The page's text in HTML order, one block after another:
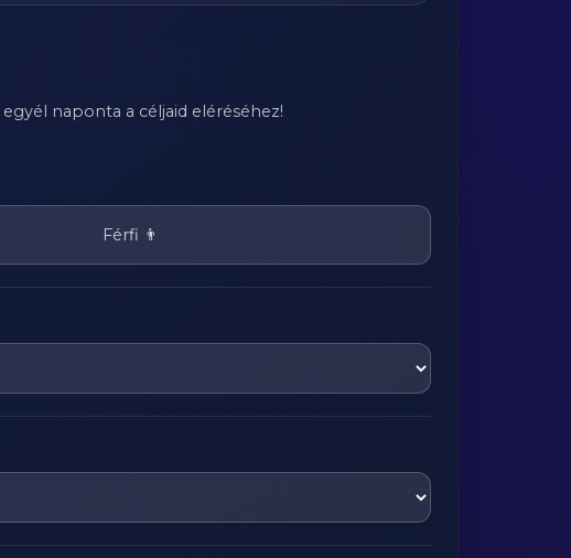
naponta a céljaid eléréséhez!
Férfi 👨